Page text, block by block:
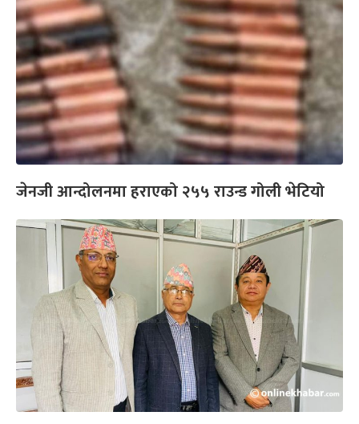
जेनजी आन्दोलनमा हराएको २५५ राउन्ड गोली भेटियो